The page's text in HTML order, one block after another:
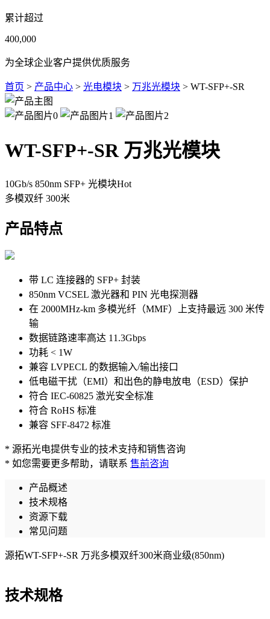
累计超过
400,000
为全球企业客户提供优质服务
首页 > 产品中心 > 光电模块 > 万兆光模块 > WT-SFP+-SR
WT-SFP+-SR 万兆光模块
10Gb/s 850nm SFP+ 光模块Hot
多模双纤 300米
产品特点
带 LC 连接器的 SFP+ 封装
850nm VCSEL 激光器和 PIN 光电探测器
在 2000MHz-km 多模光纤（MMF）上支持最远 300 米传
输
数据链路速率高达 11.3Gbps
功耗 < 1W
兼容 LVPECL 的数据输入/输出接口
低电磁干扰（EMI）和出色的静电放电（ESD）保护
符合 IEC-60825 激光安全标准
符合 RoHS 标准
兼容 SFF-8472 标准
* 源拓光电提供专业的技术支持和销售咨询
* 如您需要更多帮助，请联系 售前咨询
产品概述
技术规格
资源下载
常见问题
源拓WT-SFP+-SR 万兆多模双纤300米商业级(850nm)
技术规格